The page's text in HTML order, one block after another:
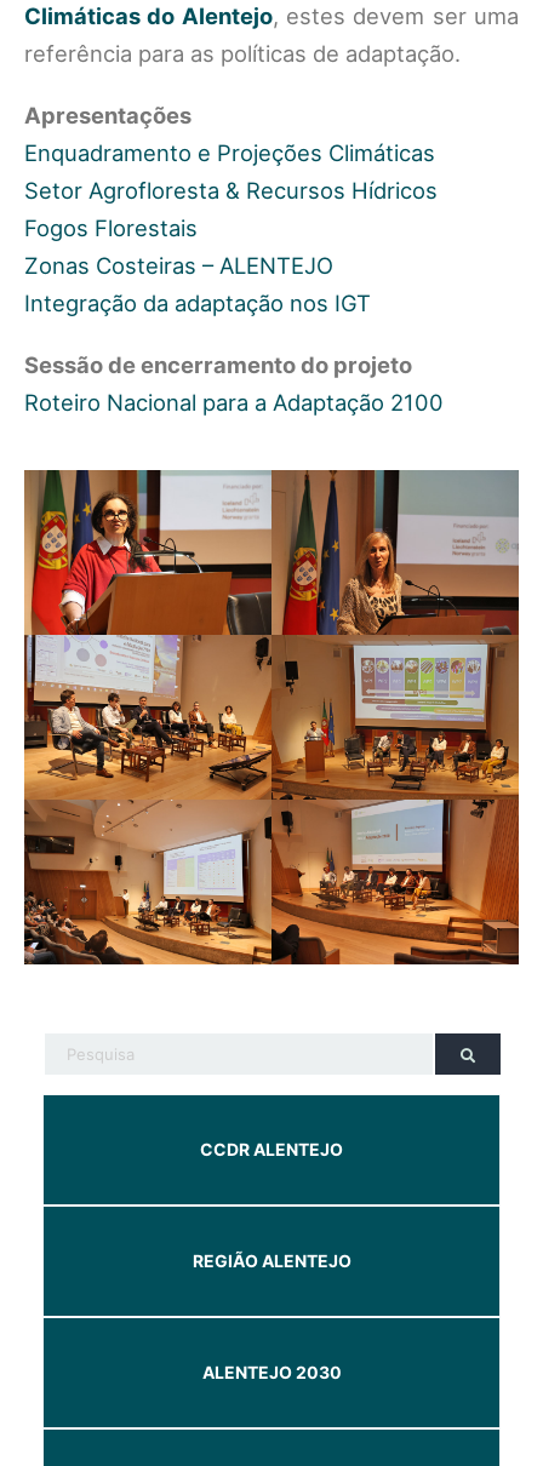
Climáticas do Alentejo, estes devem ser uma
referência para as políticas de adaptação.
Apresentações
Enquadramento e Projeções Climáticas
Setor Agrofloresta & Recursos Hídricos
Fogos Florestais
Zonas Costeiras – ALENTEJO
Integração da adaptação nos IGT
Sessão de encerramento do projeto
Roteiro Nacional para a Adaptação 2100
CCDR ALENTEJO
REGIÃO ALENTEJO
ALENTEJO 2030